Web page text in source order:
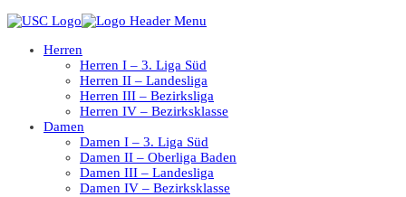
Herren
Herren I – 3. Liga Süd
Herren II – Landesliga
Herren III – Bezirksliga
Herren IV – Bezirksklasse
Damen
Damen I – 3. Liga Süd
Damen II – Oberliga Baden
Damen III – Landesliga
Damen IV – Bezirksklasse